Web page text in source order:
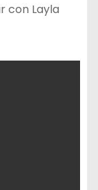
con Layla